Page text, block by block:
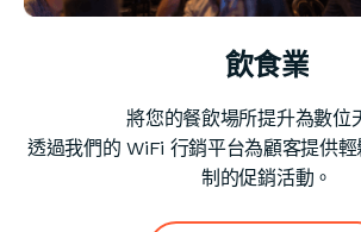
飲食業
將您的餐飲場所提升為數位
透過我們的 WiFi 行銷平台為顧客提供
制的促銷活動。